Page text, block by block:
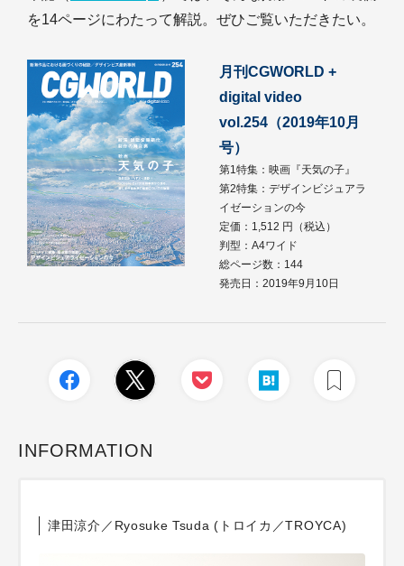
を14ページにわたって解説。ぜひご覧いただきたい。
月刊CGWORLD +
digital video
vol.254（2019年10月
号）
第1特集：映画『天気の子』
第2特集：デザインビジュアラ
イゼーションの今
定価：1,512 円（税込）
判型：A4ワイド
総ページ数：144
発売日：2019年9月10日
INFORMATION
津田涼介／Ryosuke Tsuda (トロイカ／TROYCA)